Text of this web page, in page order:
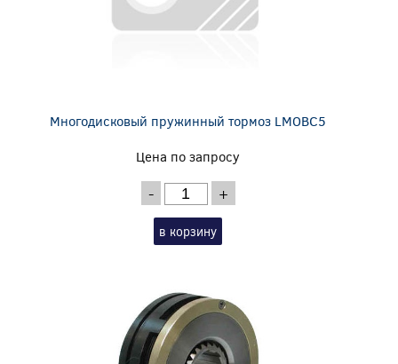
Многодисковый пружинный тормоз LMOBC5
Цена по запросу
- +
в корзину